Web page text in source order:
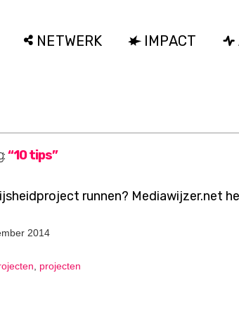
NETWERK IMPACT
“10 tips”
runnen? Mediawijzer.net
2014
, projecten